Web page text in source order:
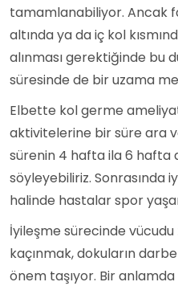
tamamlanabiliyor. Ancak
altında ya da iç kol
alınması gerektiğinde bu
süresinde de bir uzama
Elbette kol germe
aktivitelerine bir süre ara
sürenin 4 hafta ila 6 hafta
söyleyebiliriz. Sonrasında
halinde hastalar spor
İyileşme sürecinde
kaçınmak, dokuların
önem taşıyor. Bir